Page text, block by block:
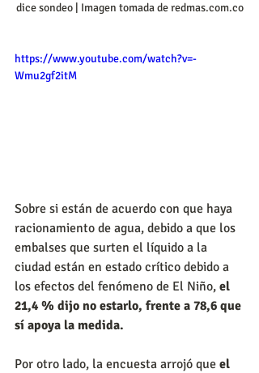
dice sondeo | Imagen tomada de redmas.com.co
https://www.youtube.com/watch?v=-
Wmu2gf2itM
Sobre si están de acuerdo con que haya
racionamiento de agua, debido a que los
embalses que surten el líquido a la
ciudad están en estado crítico debido a
los efectos del fenómeno de El Niño, el
21,4 % dijo no estarlo, frente a 78,6 que
sí apoya la medida.
Por otro lado, la encuesta arrojó que el